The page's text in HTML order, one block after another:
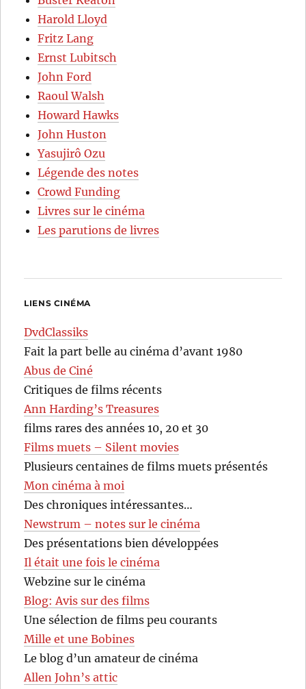
Harold Lloyd
Fritz Lang
Ernst Lubitsch
John Ford
Raoul Walsh
Howard Hawks
John Huston
Yasujirô Ozu
Légende des notes
Crowd Funding
Livres sur le cinéma
Les parutions de livres
LIENS CINÉMA
DvdClassiks
Fait la part belle au cinéma d’avant 1980
Abus de Ciné
Critiques de films récents
Ann Harding’s Treasures
films rares des années 10, 20 et 30
Films muets – Silent movies
Plusieurs centaines de films muets présentés
Mon cinéma à moi
Des chroniques intéressantes…
Newstrum – notes sur le cinéma
Des présentations bien développées
Il était une fois le cinéma
Webzine sur le cinéma
Blog: Avis sur des films
Une sélection de films peu courants
Mille et une Bobines
Le blog d’un amateur de cinéma
Allen John’s attic